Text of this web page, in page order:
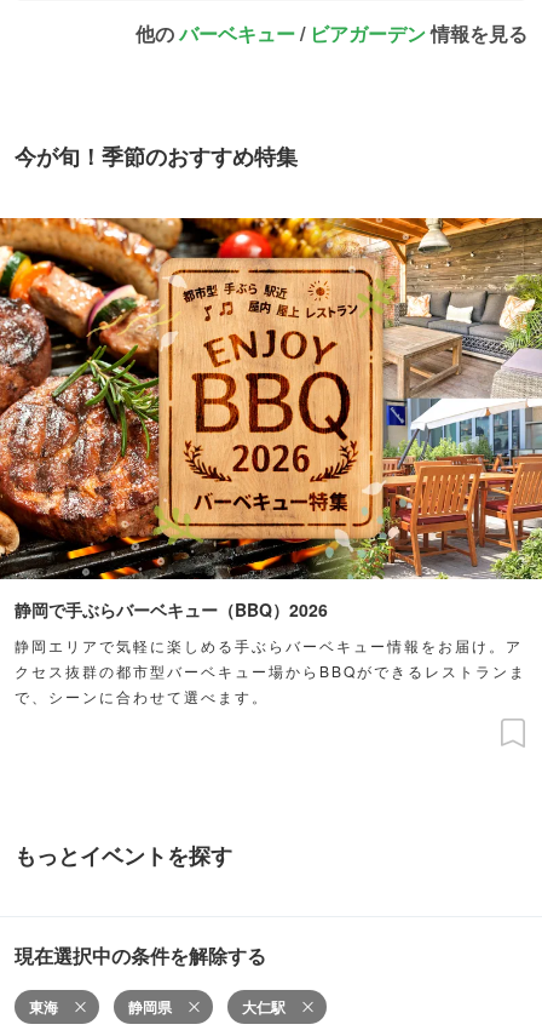
他のバーベキュー/ ビアガーデン情報を見る
今が旬！季節のおすすめ特集
静岡で手ぶらバーベキュー（BBQ）2026
静岡エリアで気軽に楽しめる手ぶらバーベキュー情報をお届け。ア
クセス抜群の都市型バーベキュー場からBBQができるレストランま
で、シーンに合わせて選べます。
もっとイベントを探す
現在選択中の条件を解除する
東海 静岡県 大仁駅